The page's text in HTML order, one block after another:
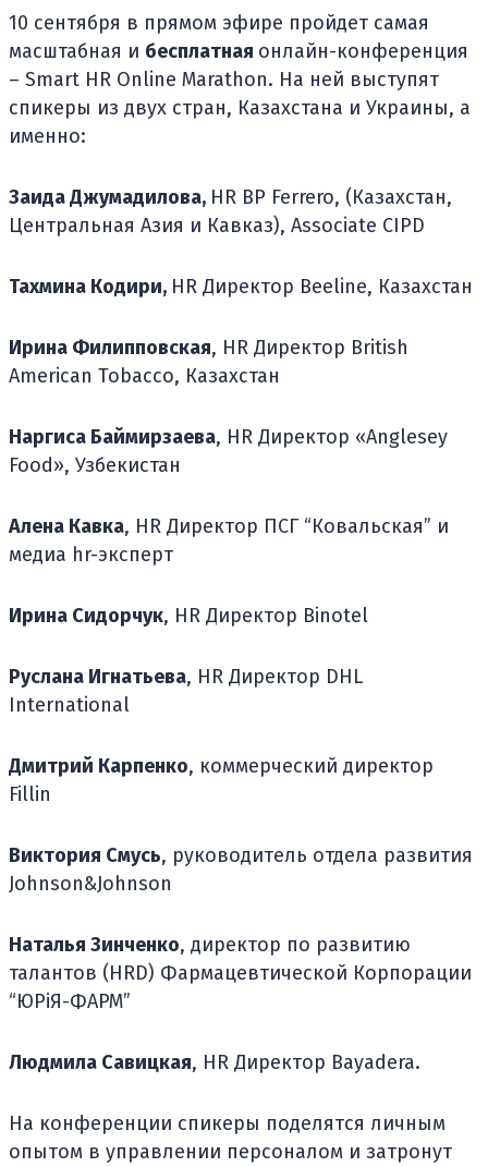
10 сентября в прямом эфире пройдет самая
масштабная и бесплатная онлайн-конференция
– Smart HR Online Marathon. На ней выступят
спикеры из двух стран, Казахстана и Украины, а
именно:
Заида Джумадилова, HR BP Ferrero, (Казахстан,
Центральная Азия и Кавказ), Associate CIPD
Тахмина Кодири, HR Директор Beeline, Казахстан
Ирина Филипповская, HR Директор British
American Tobacco, Казахстан
Наргиса Баймирзаева, HR Директор «Anglesey
Food», Узбекистан
Алена Кавка, HR Директор ПСГ “Ковальская” и
медиа hr-эксперт
Ирина Сидорчук, HR Директор Binotel
Руслана Игнатьева, HR Директор DHL
International
Дмитрий Карпенко, коммерческий директор
Fillin
Виктория Смусь, руководитель отдела развития
Johnson&Johnson
Наталья Зинченко, директор по развитию
талантов (HRD) Фармацевтической Корпорации
“ЮРіЯ-ФАРМ”
Людмила Савицкая, HR Директор Bayadera.
На конференции спикеры поделятся личным
опытом в управлении персоналом и затронут